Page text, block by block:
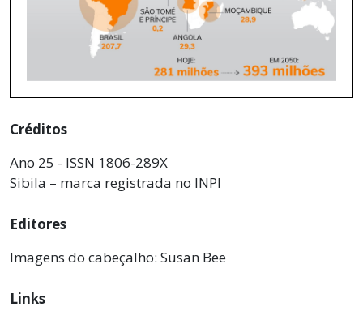
Créditos
Ano 25 - ISSN 1806-289X
Sibila – marca registrada no INPI
Editores
Imagens do cabeçalho: Susan Bee
Links